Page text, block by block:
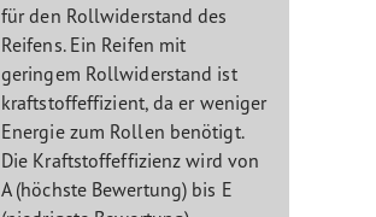
für den Rollwiderstand des
Reifens. Ein Reifen mit
geringem Rollwiderstand ist
kraftstoffeffizient, da er weniger
Energie zum Rollen benötigt.
Die Kraftstoffeffizienz wird von
A (höchste Bewertung) bis E